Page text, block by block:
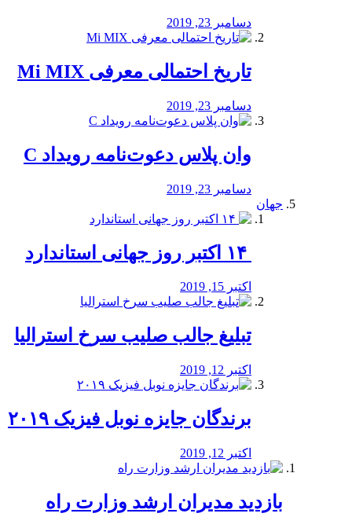
دسامبر 23, 2019
تاریخ احتمالی معرفی Mi MIX
دسامبر 23, 2019
وان پلاس دعوت‌نامه رویداد C
دسامبر 23, 2019
جهان
اکتبر 15, 2019
تبلیغ جالب صلیب سرخ استرالیا
اکتبر 12, 2019
برندگان جایزه نوبل فیزیک ۲۰۱۹
اکتبر 12, 2019
بازدید مدیران ارشد وزارت راه